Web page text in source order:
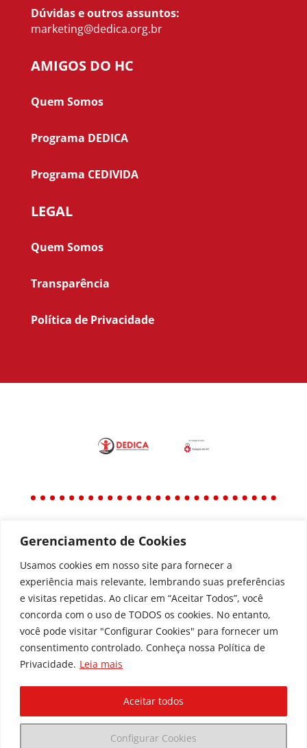
Gerenciamento de Cookies
Usamos cookies em nosso site para fornecer a
experiência mais relevante, lembrando suas preferências
e visitas repetidas. Ao clicar em “Aceitar Todos”, você
concorda com o uso de TODOS os cookies. No entanto,
você pode visitar "Configurar Cookies" para fornecer um
consentimento controlado. Conheça nossa Política de
Privacidade. Leia mais
Configurar Cookies
Aceitar todos
Dúvidas e outros assuntos:
marketing@dedica.org.br
AMIGOS DO HC
Quem Somos
Programa DEDICA
Programa CEDIVIDA
LEGAL
Quem Somos
Transparência
Política de Privacidade
Política
Política de Privacidade
Política de Acessibilidade
Todos os Direitos Reservados © | Associação dos
Amigos do Hospital de Clínicas ®
Av. Agostinho Leão Jr, 336 – Alto da Glória, 80030-
110, Curitiba / PR
(41) 3091-1000 | marketing@dedica.org.br
CNPJ: 79.698.643/0001-00